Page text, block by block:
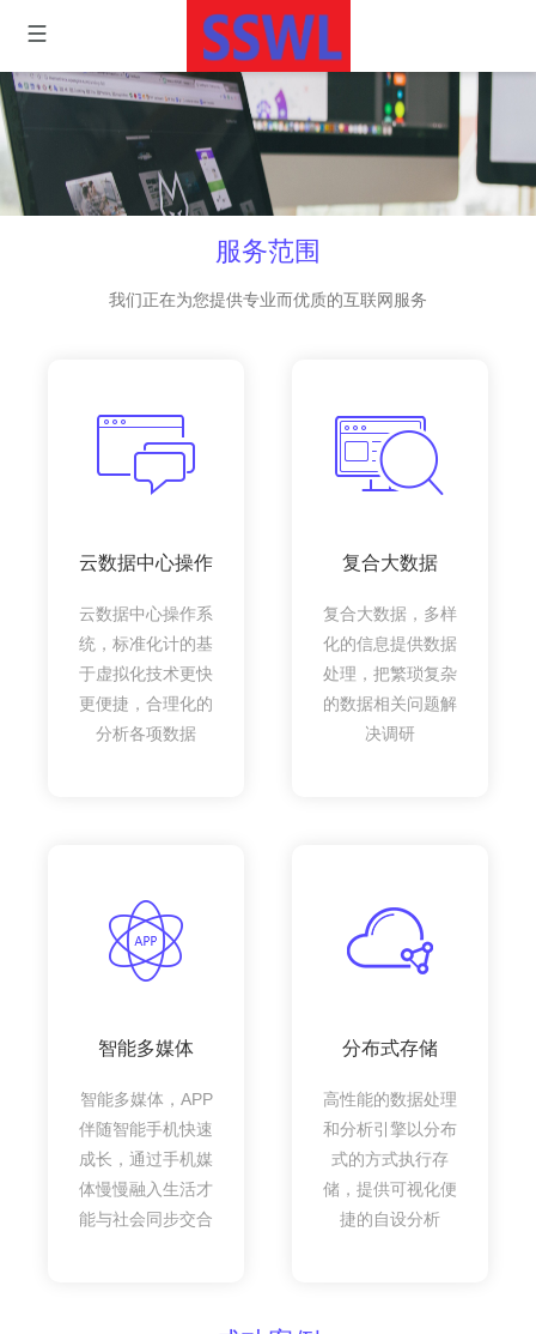
服务范围
我们正在为您提供专业而优质的互联网服务
云数据中心操作
云数据中心操作系
统，标准化计的基
于虚拟化技术更快
更便捷，合理化的
分析各项数据
复合大数据
复合大数据，多样
化的信息提供数据
处理，把繁琐复杂
的数据相关问题解
决调研
智能多媒体
智能多媒体，APP
伴随智能手机快速
成长，通过手机媒
体慢慢融入生活才
能与社会同步交合
分布式存储
高性能的数据处理
和分析引擎以分布
式的方式执行存
储，提供可视化便
捷的自设分析